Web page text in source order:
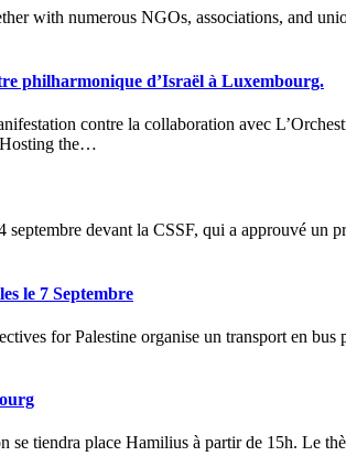
philharmonique d’Israël à Luxembourg.
Hosting the…
le 7 Septembre
se tiendra place Hamilius à partir de 15h. Le